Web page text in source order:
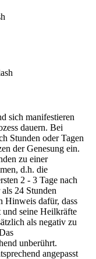
sich manifestieren
dauern. Bei
Stunden oder Tagen
der Genesung ein.
zu einer
d.h. die
2 - 3 Tage nach
24 Stunden
Hinweis dafür, dass
und seine Heilkräfte
als negativ zu
unberührt.
angepasst